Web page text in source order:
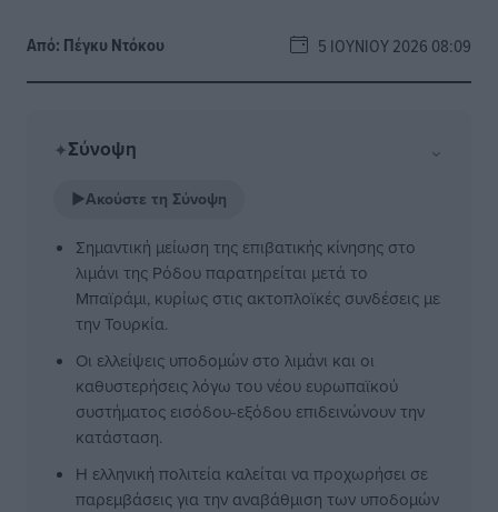
Από: Πέγκυ Ντόκου 5 ΙΟΥΝΊΟΥ 2026 08:09
✦Σύνοψη ⌄
▶Ακούστε τη Σύνοψη
Σημαντική μείωση της επιβατικής κίνησης στο
λιμάνι της Ρόδου παρατηρείται μετά το
Μπαϊράμι, κυρίως στις ακτοπλοϊκές συνδέσεις με
την Τουρκία.
Οι ελλείψεις υποδομών στο λιμάνι και οι
καθυστερήσεις λόγω του νέου ευρωπαϊκού
συστήματος εισόδου-εξόδου επιδεινώνουν την
κατάσταση.
Η ελληνική πολιτεία καλείται να προχωρήσει σε
παρεμβάσεις για την αναβάθμιση των υποδομών